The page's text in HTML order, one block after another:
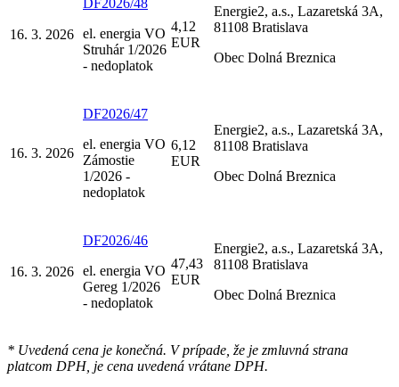
16. 3. 2026 el. energia VO
Struhár 1/2026
- nedoplatok
4,12
EUR
Energie2, a.s., Lazaretská 3A,
81108 Bratislava
Obec Dolná Breznica
16. 3. 2026
DF2026/47
el. energia VO
Zámostie
1/2026 -
nedoplatok
6,12
EUR
Energie2, a.s., Lazaretská 3A,
81108 Bratislava
Obec Dolná Breznica
16. 3. 2026
DF2026/46
el. energia VO
Gereg 1/2026
- nedoplatok
47,43
EUR
Energie2, a.s., Lazaretská 3A,
81108 Bratislava
Obec Dolná Breznica
* Uvedená cena je konečná. V prípade, že je zmluvná strana
platcom DPH, je cena uvedená vrátane DPH.